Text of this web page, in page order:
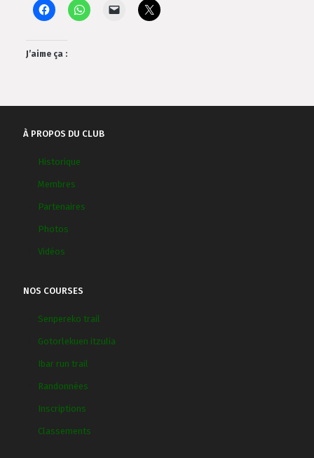
J’aime ça :
À PROPOS DU CLUB
Historique
Membres
Partenaires
Photos
Vidéos
NOS COURSES
Senpereko trail
Gotorlekuen itzulia
Ibar run trail
Randonnées
Inscriptions
Classements